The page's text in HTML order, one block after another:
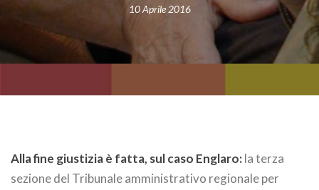
10 Aprile 2016
Alla fine giustizia è fatta, sul caso Englaro:la terza
sezione del Tribunale amministrativo regionale per